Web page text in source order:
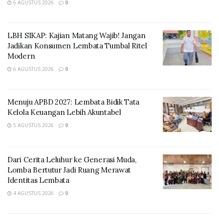
“Hari ini BKPSDM Lembata sudah melakukan sosialiasi
terkait persiapan seleksi ASN, baik itu Sekolah
Kedinasan dan CPNS tahun 2024,” Lanjutnya
6 AGUSTUS 2026 0
LBH SIKAP: Kajian Matang Wajib! Jangan
Jadikan Konsumen Lembata Tumbal Ritel
Modern
6 AGUSTUS 2026 0
Menuju APBD 2027: Lembata Bidik Tata
Kelola Keuangan Lebih Akuntabel
5 AGUSTUS 2026 0
Dari Cerita Leluhur ke Generasi Muda,
Lomba Bertutur Jadi Ruang Merawat
Identitas Lembata
4 AGUSTUS 2026 0